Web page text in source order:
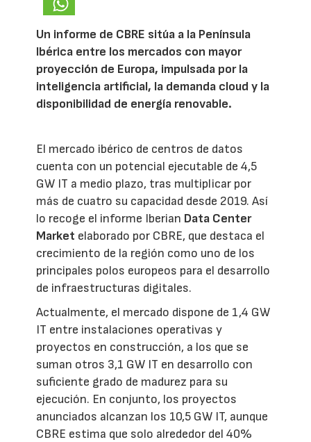
Un informe de CBRE sitúa a la Península
Ibérica entre los mercados con mayor
proyección de Europa, impulsada por la
inteligencia artificial, la demanda cloud y la
disponibilidad de energía renovable.
El mercado ibérico de centros de datos
cuenta con un potencial ejecutable de 4,5
GW IT a medio plazo, tras multiplicar por
más de cuatro su capacidad desde 2019. Así
lo recoge el informe Iberian Data Center
Market elaborado por CBRE, que destaca el
crecimiento de la región como uno de los
principales polos europeos para el desarrollo
de infraestructuras digitales.
Actualmente, el mercado dispone de 1,4 GW
IT entre instalaciones operativas y
proyectos en construcción, a los que se
suman otros 3,1 GW IT en desarrollo con
suficiente grado de madurez para su
ejecución. En conjunto, los proyectos
anunciados alcanzan los 10,5 GW IT, aunque
CBRE estima que solo alrededor del 40%